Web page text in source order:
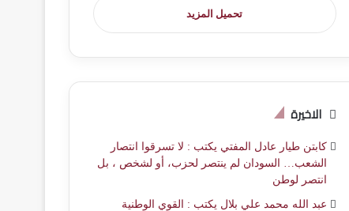
تحميل المزيد
الاخيرة
كابتن طيار عادل المفتي يكتب : لا تسرقوا انتصار
الشعب… السودان لم ينتصر لحزب، أو لشخص ، بل
انتصر لوطن
عبد الله محمد علي بلال يكتب : القوي الوطنية